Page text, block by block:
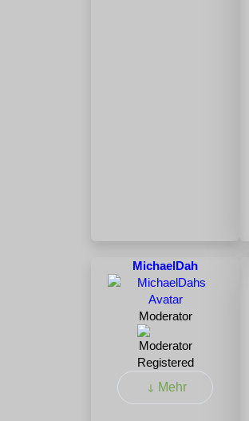
MichaelDah
Moderator
Registered
Mehr